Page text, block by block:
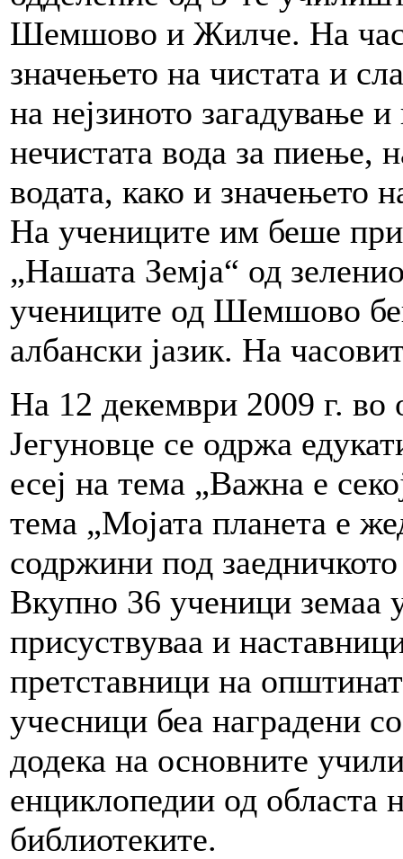
Шемшово и Жилче. На
значењето на чистата и
на нејзиното загадување
нечистата вода за пиење,
водата, како и значењето
На учениците им беше
„Нашата Земја“ од
учениците од Шемшово
албански јазик. На
На 12 декември 2009 г.
Јегуновце се одржа
есеј на тема „Важна е
тема „Мојата планета е
содржини под
Вкупно 36 ученици земаа
присуствуваа и
претставници на
учесници беа наградени
додека на основните
енциклопедии од областа
библиотеките.